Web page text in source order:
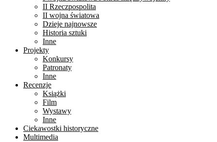
II Rzeczpospolita
II wojna światowa
Dzieje najnowsze
Historia sztuki
Inne
Projekty
Konkursy
Patronaty
Inne
Recenzje
Książki
Film
Wystawy
Inne
Ciekawostki historyczne
Multimedia